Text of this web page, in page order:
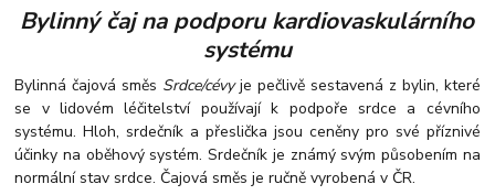
Bylinný čaj na podporu kardiovaskulárního
systému
Bylinná čajová směs Srdce/cévyje pečlivě sestavená z bylin, které
se v lidovém léčitelství používají k podpoře srdce a cévního
systému. Hloh, srdečník a přeslička jsou ceněny pro své příznivé
účinky na oběhový systém. Srdečník je známý svým působením na
normální stav srdce. Čajová směs je ručně vyrobená v ČR.